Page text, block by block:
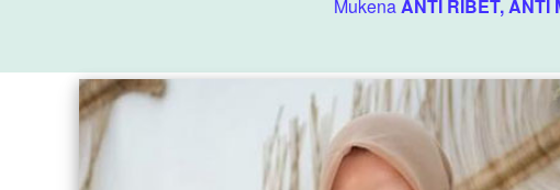
Mukena ANTI RIBET, ANTI